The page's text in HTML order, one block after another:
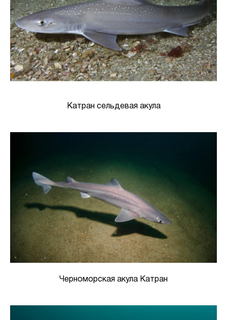
Катран сельдевая акула
Черноморская акула Катран